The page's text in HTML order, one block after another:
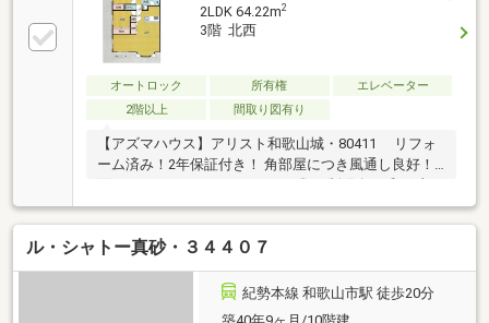
2LDK 64.22m2
3階 北西
オートロック 所有権
エレベーター
2階以上
間取り図有り
【アズマハウス】アリスト和歌山城・80411 リフォ
ーム済み！2年保証付き！ 角部屋につき風通し良好！2
中心地で生活便利な好立地です！
ル・シャトー真砂・３４４０７
紀勢本線 和歌山市駅 徒歩20分